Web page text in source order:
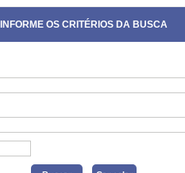
INFORME OS CRITÉRIOS DA BUSCA